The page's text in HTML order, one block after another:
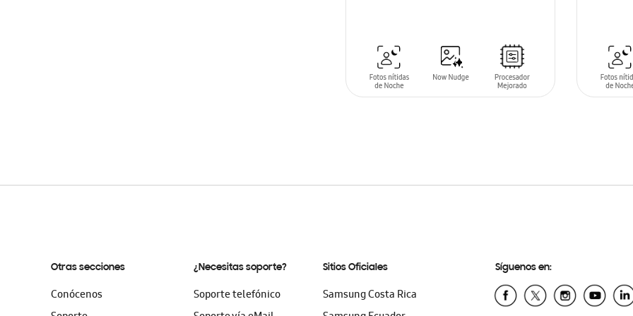
SIN
Otras secciones
Conócenos
¿Necesitas soporte?
Soporte telefónico
Sitios Oficiales
Samsung Costa Rica
Síguenos en: